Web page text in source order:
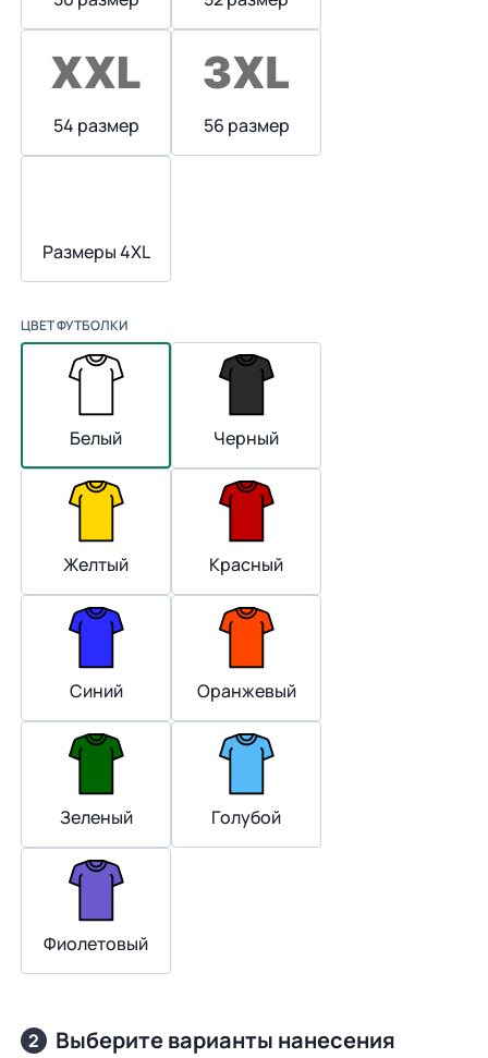
54 размер 56 размер
Размеры 4XL
ЦВЕТ ФУТБОЛКИ
Белый Черный
Желтый Красный
Синий Оранжевый
Зеленый Голубой
Фиолетовый
2 Выберите варианты нанесения